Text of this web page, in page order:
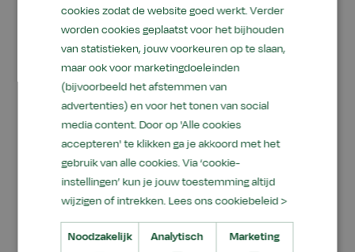
Het stimuleren van positief gedrag , staat bij ons
hoog in het vaandel.
We leiden leerlingen op voor vier verschillende
leerwegen:
- basisberoepsgerichte leerweg (bb),
- kaderberoepsgerichte leerweg (kb),
- gemengde leerweg (gl),
- theoretische leerweg (tl)
Extra ondersteuning
Heb je extra ondersteuning nodig? Dat kan ook.
cookies zodat de website goed werkt. Verder
worden cookies geplaatst voor het bijhouden
van statistieken, jouw voorkeuren op te slaan,
maar ook voor marketingdoeleinden
(bijvoorbeeld het afstemmen van
advertenties) en voor het tonen van social
media content. Door op 'Alle cookies
accepteren' te klikken ga je akkoord met het
gebruik van alle cookies. Via ‘cookie-
instellingen’ kun je jouw toestemming altijd
wijzigen of intrekken. Lees ons cookiebeleid >
Noodzakelijk Analytisch Marketing